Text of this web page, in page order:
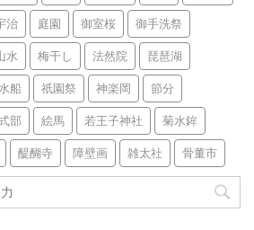
治 庭園 御室桜 御手洗祭
水 梅干し 法然院 琵琶湖
船 祇園祭 神楽岡 節分
部 絵馬 若王子神社 菊水鉾
醍醐寺 障壁画 雑太社 骨董市